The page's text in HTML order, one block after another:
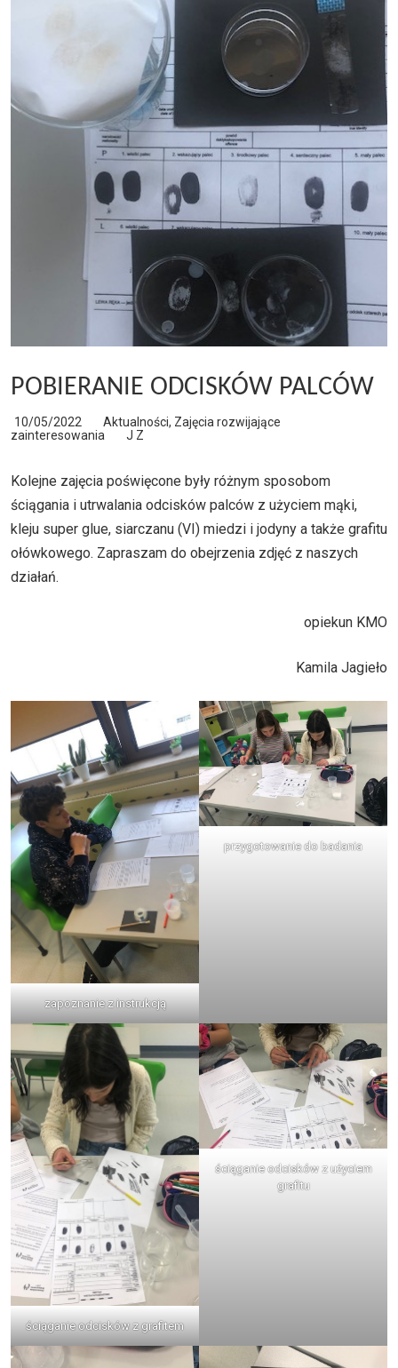
POBIERANIE ODCISKÓW PALCÓW
10/05/2022 Aktualności, Zajęcia rozwijające
zainteresowania
J Z
Kolejne zajęcia poświęcone były różnym sposobom
ściągania i utrwalania odcisków palców z użyciem mąki,
kleju super glue, siarczanu (VI) miedzi i jodyny a także grafitu
ołówkowego. Zapraszam do obejrzenia zdjęć z naszych
działań.
opiekun KMO
Kamila Jagieło
zapoznanie z instrukcją
przygotowanie do badania
ściąganie odcisków z grafitem
ściąganie odcisków z użyciem
grafitu